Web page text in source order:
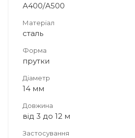
А400/А500
Матеріал
сталь
Форма
прутки
Діаметр
14 мм
Довжина
від 3 до 12 м
Застосування